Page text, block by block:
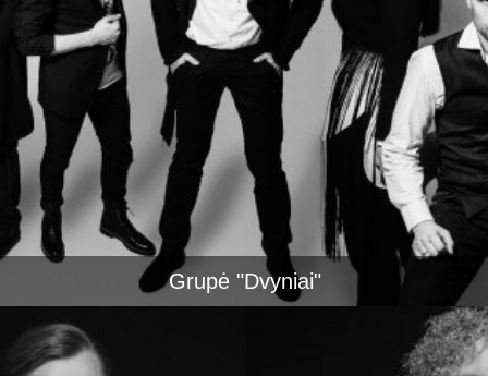
Grupė "Dvyniai"